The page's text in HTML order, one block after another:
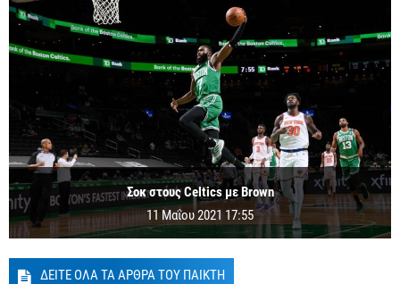
Σοκ στους Celtics με Brown
11 Μαΐου 2021 17:55
ΔΕΙΤΕ ΟΛΑ ΤΑ ΑΡΘΡΑ ΤΟΥ ΠΑΙΚΤΗ